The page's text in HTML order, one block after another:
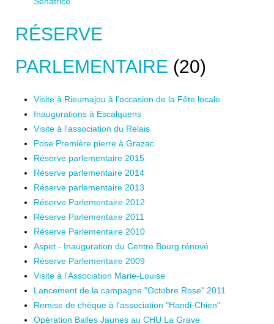
RÉSERVE
PARLEMENTAIRE (20)
Visite à Rieumajou à l'occasion de la Fête locale
Inaugurations à Escalquens
Visite à l'association du Relais
Pose Première pierre à Grazac
Réserve parlementaire 2015
Réserve parlementaire 2014
Réserve parlementaire 2013
Réserve Parlementaire 2012
Réserve Parlementaire 2011
Réserve Parlementaire 2010
Aspet - Inauguration du Centre Bourg rénové
Réserve Parlementaire 2009
Visite à l'Association Marie-Louise
Lancement de la campagne "Octobre Rose" 2011
Remise de chèque à l'association "Handi-Chien"
Opération Balles Jaunes au CHU La Grave